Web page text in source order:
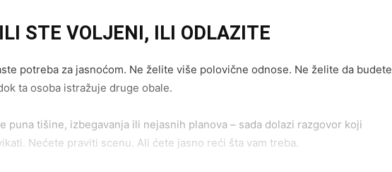
STE VOLJENI, ILI ODLAZITE
potreba za jasnoćom. Ne želite više polovične odnose. Ne želite da budete
ta osoba istražuje druge obale.
puna tišine, izbegavanja ili nejasnih planova – sada dolazi razgovor koji
Nećete praviti scenu. Ali ćete jasno reći šta vam treba.